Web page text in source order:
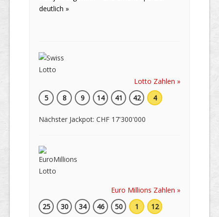
deutlich »
Lotto Zahlen »
5
8 9 14 41 42 4
Nächster Jackpot: CHF 17'300'000
Euro Millions Zahlen »
25
30 34 46 50 1 12